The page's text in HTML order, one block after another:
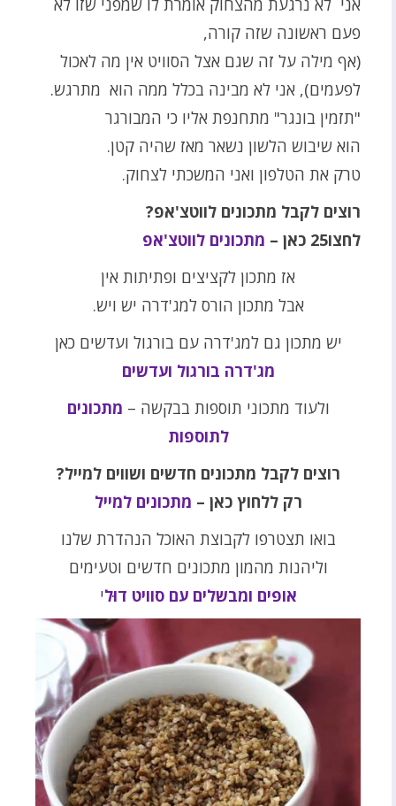
פעם ראשונה שזה קורה,
(אף מילה על זה שגם אצל הסוויט אין מה לאכול
לפעמים), אני לא מבינה בכלל ממה הוא מתרגש.
"תזמין בונגר" מתחנפת אליו כי המבורגר
הוא שיבוש הלשון נשאר מאז שהיה קטן.
טרק את הטלפון ואני המשכתי לצחוק.
רוצים לקבל מתכונים לווטצ'אפ?
לחצו25 כאן –
מתכונים לווטצ'אפ
אז מתכון לקציצים ופתיתות אין
אבל מתכון הורס למג'דרה יש ויש.
יש מתכון גם למג'דרה עם בורגול ועדשים כאן
מג'דרה בורגול ועדשים
ולעוד מתכוני תוספות בבקשה – מתכונים
לתוספות
רוצים לקבל מתכונים חדשים ושווים למייל?
רק ללחוץ כאן – מתכונים למייל
בואו תצטרפו לקבוצת האוכל הנהדרת שלנו
וליהנות מהמון מתכונים חדשים וטעימים
אופים ומבשלים עם סוויט דוּלי